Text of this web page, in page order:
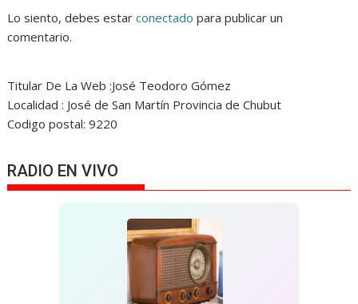
Lo siento, debes estarconectado para publicar un
comentario.
Titular De La Web :José Teodoro Gómez
Localidad : José de San Martín Provincia de Chubut
Codigo postal: 9220
RADIO EN VIVO